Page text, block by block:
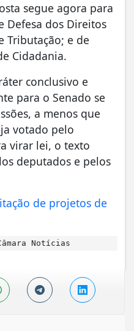
segue agora para
Defesa dos Direitos
Tributação; e de
Cidadania.
conclusivo e
para o Senado se
a menos que
votado pelo
virar lei, o texto
deputados e pelos
de projetos de
Notícias